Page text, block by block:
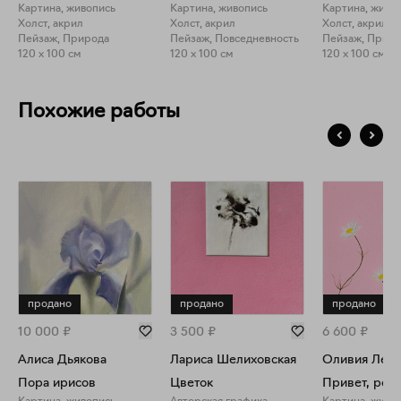
Картина, живопись
Холст, акрил
Пейзаж, Природа
120 x 100 см
Картина, живопись
Холст, акрил
Пейзаж, Повседневность
120 x 100 см
Картина,
Холст, акрил
Пейзаж,
120 x 100 см
Похожие работы
продано
10 000 ₽
Алиса Дьякова
Пора ирисов
продано
3 500 ₽
Лариса Шелиховская
Цветок
продано
6 600 ₽
Оливия Лем
Привет,